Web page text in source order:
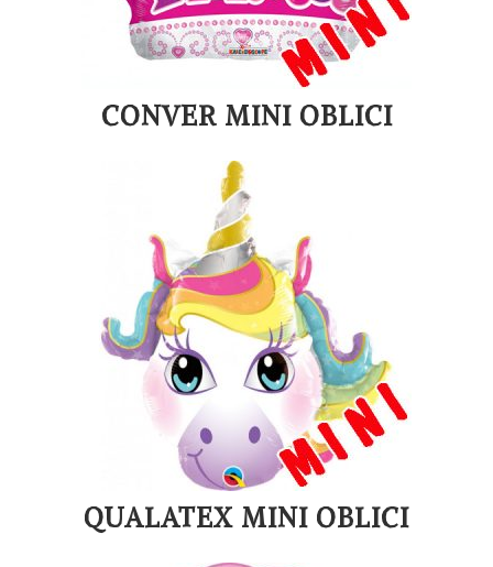
CONVER MINI OBLICI
QUALATEX MINI OBLICI